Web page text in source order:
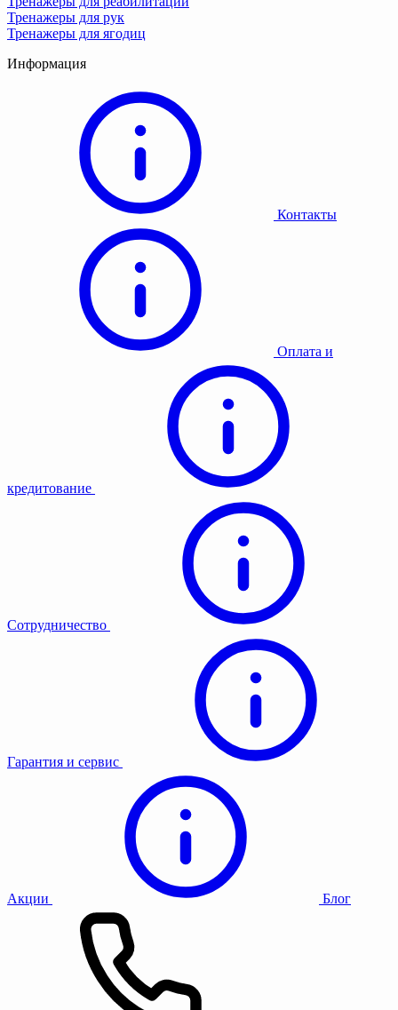
Тренажеры для рук
Тренажеры для ягодиц
Информация
Контакты
Оплата и
кредитование
Сотрудничество
Гарантия и сервис
Акции Блог